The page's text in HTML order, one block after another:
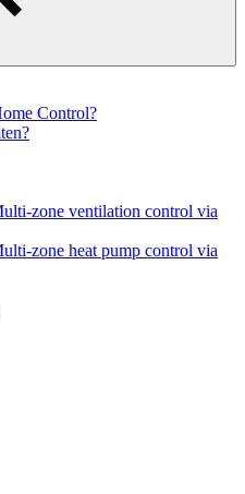
Control?
zone ventilation control via
zone heat pump control via